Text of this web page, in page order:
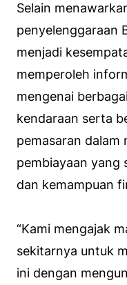
Selain
penyelenggaraan
menjadi
memperoleh
mengenai
kendaraan serta
pemasaran dalam
pembiayaan yang
dan kemampuan
“Kami mengajak
sekitarnya untuk
ini dengan